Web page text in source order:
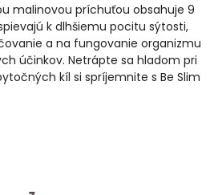
malinovou príchuťou obsahuje 9
k dlhšiemu pocitu sýtosti,
a na fungovanie organizmu
účinkov. Netrápte sa hladom pri
kíl si spríjemnite s Be Slim